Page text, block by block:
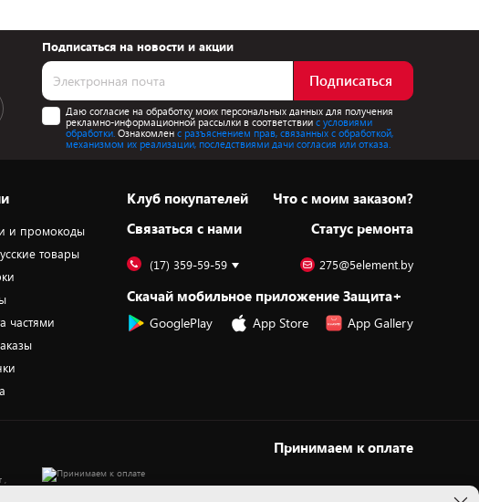
Подписаться на новости и акции
Подписаться
Даю согласие на обработку моих персональных данных для получения
рекламно-информационной рассылки в соответствиис условиями
обработки. Ознакомлен с разъяснением прав, связанных с обработкой,
механизмом их реализации, последствиями дачи согласия или отказа.
и промокоды
товары
частями
Клуб покупателей
Cвязаться с нами
Что с моим заказом?
Статус ремонта
(17) 359-59-59 275@5element.by
Скачай мобильное приложение Защита+
GooglePlay App Store App Gallery
,
Принимаем к оплате